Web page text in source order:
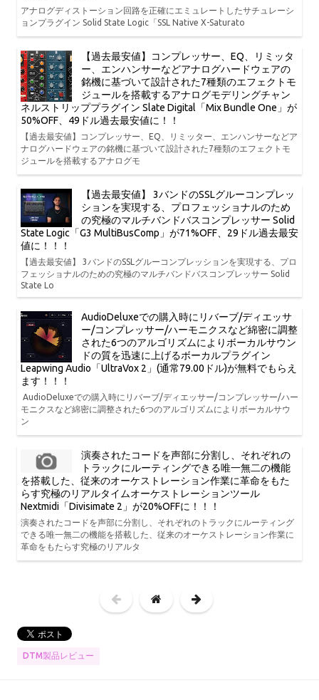
アナログディストーション回路を正確にエミュレートしたサチュレーシ
ョンプラグイン Solid State Logic「SSL Native X-Saturato
【過去最安値】コンプレッサー、EQ、リミッタ
ー、エンハンサーなどアナログハードウェアの
銘機に基づいて設計された7種類のエフェクトモ
ジュールを搭載するアナログモデリングチャン
ネルストリッププラグイン Slate Digital「Mix Bundle One」が
50%OFF、49ドル過去最安値に！！
【過去最安値】コンプレッサー、EQ、リミッター、エンハンサーなどア
ナログハードウェアの銘機に基づいて設計された7種類のエフェクトモ
ジュールを搭載するアナログモ
【過去最安値】 3バンドのSSLグルーコンプレッ
ションを実現する、プロフェッショナルのため
の究極のマルチバンドバスコンプレッサー Solid
State Logic「G3 MultiBusComp」が71%OFF、29ドル過去最安
値に！！！
【過去最安値】 3バンドのSSLグルーコンプレッションを実現する、プロ
フェッショナルのための究極のマルチバンドバスコンプレッサー Solid
State Lo
AudioDeluxeでの購入時にリバーブ/ディエッサ
ー/コンプレッサー/ハーモニクスなど綿密に調整
された6つのアルゴリズムによりボーカルサウン
ドの質を迅速に上げるボーカルプラグイン
Leapwing Audio「UltraVox 2」(通常79.00ドル)が無料でもらえ
ます！！！
AudioDeluxeでの購入時にリバーブ/ディエッサー/コンプレッサー/ハー
モニクスなど綿密に調整された6つのアルゴリズムによりボーカルサウ
ン
演奏されたコードを声部に分割し、それぞれの
トラックにルーティングできる唯一無二の機能
を搭載した、従来のオーケストレーション作業に革命をもた
らす究極のリアルタイムオーケストレーションツール
Nextmidi「Divisimate 2」が20%OFFに！！！
演奏されたコードを声部に分割し、それぞれのトラックにルーティング
できる唯一無二の機能を搭載した、従来のオーケストレーション作業に
革命をもたらす究極のリアルタ
DTM製品レビュー